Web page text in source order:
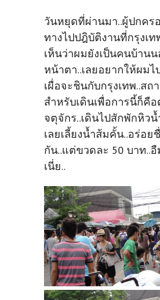
วันหยุดที่ผ่านมา..ผู้ปกคร
ทางไปปฎิบัติงานที่กรุงเท
เห็นว่าผมยังเป็นคนบ้าน
หน้าตา..เลยอยากให้ผมไ
เผื่อจะชินกับกรุงเทพ..สถ
สำหรับเดินเพื่อการนี้ก็คื
จตุจักร..เดินไปสักพักหิว
เลยเลี้ยงน้ำส้มคั้น..อร่อย
กัน..แต่ขวดละ 50 บาท..
เนี่ย..